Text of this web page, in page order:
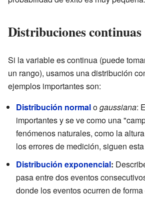
Distribuciones continuas
Si la variable es continua (puede
un rango), usamos una distribución
ejemplos importantes son:
Distribución normalogaussiana:
importantes y se ve como una
fenómenos naturales, como la
los errores de medición, siguen
Distribución exponencial:
pasa entre dos eventos
donde los eventos ocurren de